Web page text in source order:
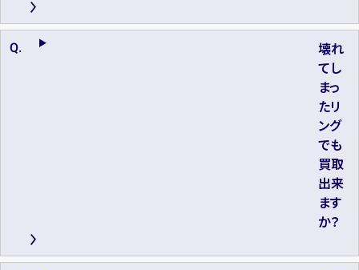
壊れ
てし
まっ
たリ
ング
でも
買取
出来
ます
か？